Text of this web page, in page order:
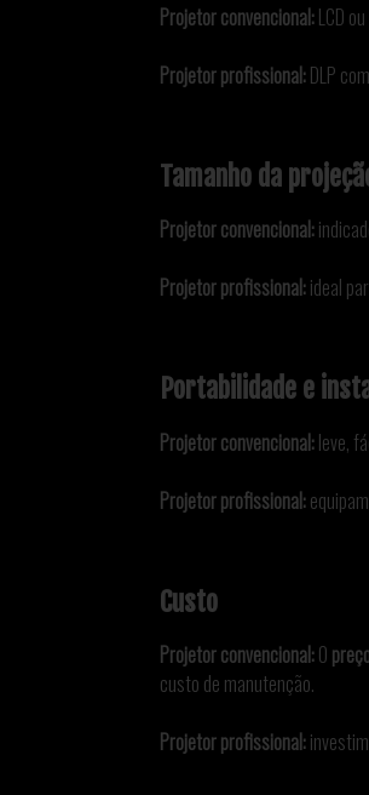
Projetor convencional:LCD
Projetor profissional:DLP
Tamanho da
Projetor convencional:
Projetor profissional:ideal
Portabilidade e
Projetor convencional:leve,
Projetor profissional:
Custo
Projetor convencional:O
custo de manutenção.
Projetor profissional: